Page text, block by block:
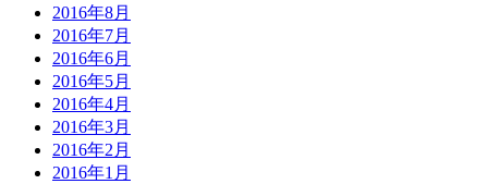
2016年8月
2016年7月
2016年6月
2016年5月
2016年4月
2016年3月
2016年2月
2016年1月